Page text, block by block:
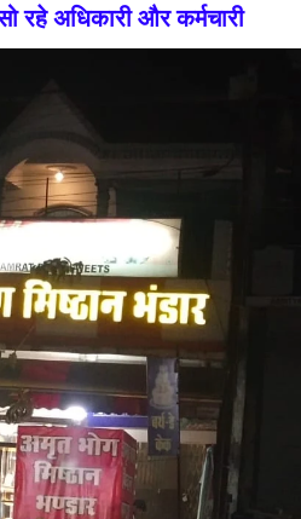
रहे अधिकारी और कर्मचारी